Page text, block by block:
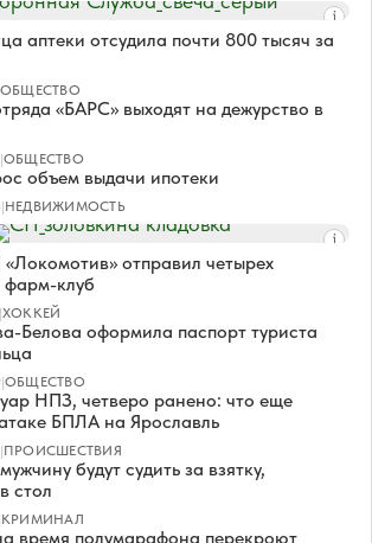
аптеки отсудила почти 800 тысяч за
ОБЩЕСТВО
«БАРС» выходят на дежурство в
|ОБЩЕСТВО
объем выдачи ипотеки
|НЕДВИЖИМОСТЬ
отправил четырех
фарм-клуб
|ХОККЕЙ
Белова оформила паспорт туриста
|ОБЩЕСТВО
НПЗ, четверо ранено: что еще
БПЛА на Ярославль
|ПРОИСШЕСТВИЯ
будут судить за взятку,
стол
КРИМИНАЛ
время полумарафона перекроют